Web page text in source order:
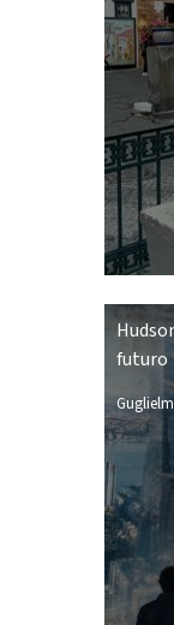
futuro